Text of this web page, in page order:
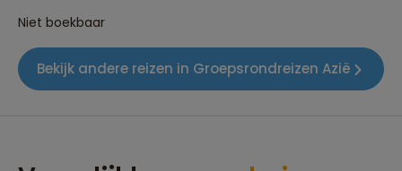
Niet boekbaar
Bekijk andere reizen in Groepsrondreizen Azië